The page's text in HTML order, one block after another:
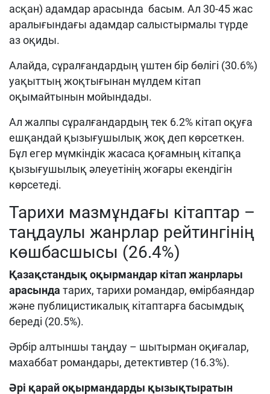
асқан) адамдар арасында басым. Ал 30-45 жас
аралығындағы адамдар салыстырмалы түрде
аз оқиды.
Алайда, сұралғандардың үштен бір бөлігі (30.6%)
уақыттың жоқтығынан мүлдем кітап
оқымайтынын мойындады.
Ал жалпы сұралғандардың тек 6.2% кітап оқуға
ешқандай қызығушылық жоқ деп көрсеткен.
Бұл егер мүмкіндік жасаса қоғамның кітапқа
қызығушылық әлеуетінің жоғары екендігін
көрсетеді.
Тарихи мазмұндағы кітаптар –
таңдаулы жанрлар рейтингінің
көшбасшысы (26.4%)
Қазақстандық оқырмандар кітап жанрлары
арасында тарих, тарихи романдар, өмірбаяндар
және публицистикалық кітаптарға басымдық
береді (20.5%).
Әрбір алтыншы таңдау – шытырман оқиғалар,
махаббат романдары, детективтер (16.3%).
Әрі қарай оқырмандарды қызықтыратын